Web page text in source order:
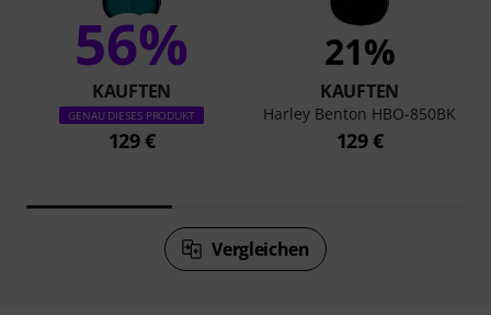
56%
KAUFTEN
GENAU DIESES PRODUKT
129 €
21%
KAUFTEN
Harley Benton HBO-850BK
129 €
Vergleichen